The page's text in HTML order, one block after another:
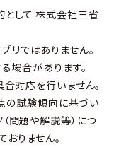
として 株式会社三省
ではありません。
場合があります。
対応を行いません。
の試験傾向に基づい
問題や解説等）につ
りません。